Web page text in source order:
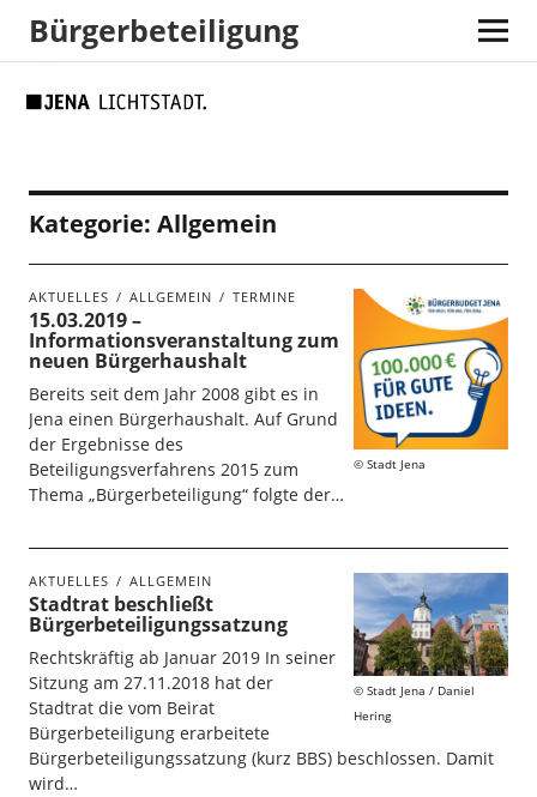
map
Bürgerbeteiligung
Kategorie: Allgemein
Stadt Jena
AKTUELLES ALLGEMEIN TERMINE
15.03.2019 –
Informationsveranstaltung zum
neuen Bürgerhaushalt
Bereits seit dem Jahr 2008 gibt es in
Jena einen Bürgerhaushalt. Auf Grund
der Ergebnisse des
Beteiligungsverfahrens 2015 zum
Thema „Bürgerbeteiligung“ folgte der…
Stadt Jena / Daniel
Hering
AKTUELLES ALLGEMEIN
Stadtrat beschließt
Bürgerbeteiligungssatzung
Rechtskräftig ab Januar 2019 In seiner
Sitzung am 27.11.2018 hat der
Stadtrat die vom Beirat
Bürgerbeteiligung erarbeitete
Bürgerbeteiligungssatzung (kurz BBS) beschlossen. Damit
wird…